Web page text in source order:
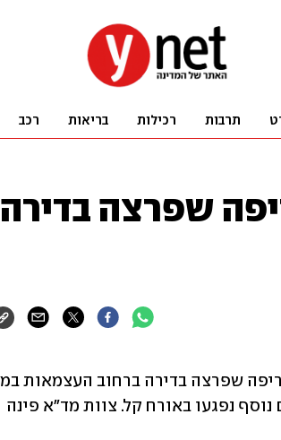
תרבות רכילות בריאות רכב
שפרצה בדירה